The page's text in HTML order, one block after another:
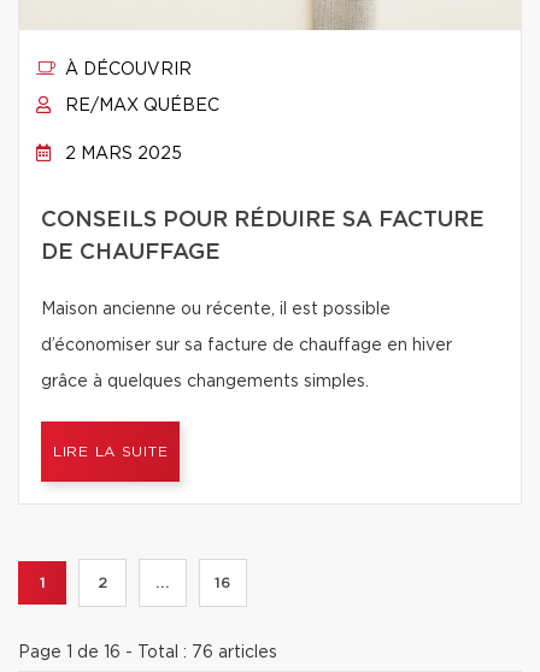
À DÉCOUVRIR
RE/MAX QUÉBEC
2 MARS 2025
CONSEILS POUR RÉDUIRE SA FACTURE
DE CHAUFFAGE
Maison ancienne ou récente, il est possible
d’économiser sur sa facture de chauffage en hiver
grâce à quelques changements simples.
LIRE LA SUITE
1 2 ... 16
Page 1 de 16 - Total : 76 articles